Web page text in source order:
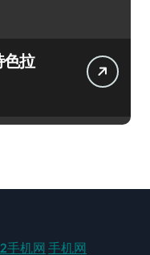
色拉
手机网手机网